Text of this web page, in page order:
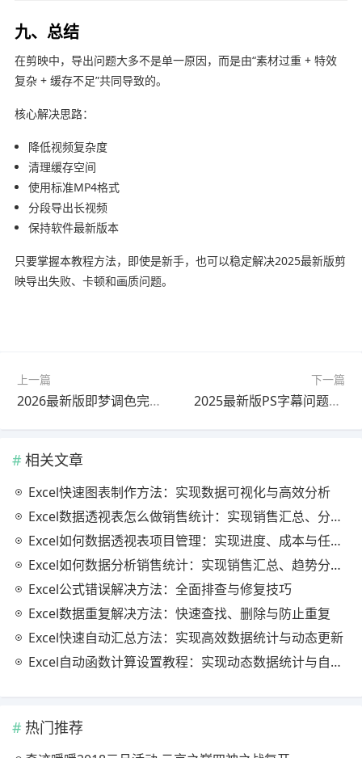
九、总结
在剪映中，导出问题大多不是单一原因，而是由“素材过重 + 特效
复杂 + 缓存不足”共同导致的。
核心解决思路：
降低视频复杂度
清理缓存空间
使用标准MP4格式
分段导出长视频
保持软件最新版本
只要掌握本教程方法，即使是新手，也可以稳定解决2025最新版剪
映导出失败、卡顿和画质问题。
上一篇
2026最新版即梦调色完整指南教程｜完整解析
下一篇
2025最新版PS字幕问题解决教程教程｜详细步骤
相关文章
Excel快速图表制作方法：实现数据可视化与高效分析
Excel数据透视表怎么做销售统计：实现销售汇总、分析与动态监控
Excel如何数据透视表项目管理：实现进度、成本与任务的高效分析
Excel如何数据分析销售统计：实现销售汇总、趋势分析与业绩优化
Excel公式错误解决方法：全面排查与修复技巧
Excel数据重复解决方法：快速查找、删除与防止重复
Excel快速自动汇总方法：实现高效数据统计与动态更新
Excel自动函数计算设置教程：实现动态数据统计与自动更新
热门推荐